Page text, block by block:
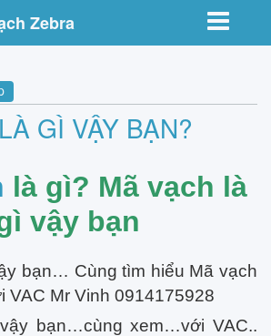
Toggle
Zebra
GÌ VẬY BẠN?
là gì? Mã vạch là
vậy bạn
bạn… Cùng tìm hiểu Mã vạch
VAC Mr Vinh 0914175928
bạn…cùng xem…với VAC..